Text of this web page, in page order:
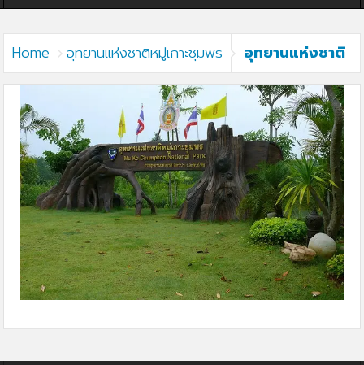
Home อุทยานแห่งชาติหมู่เกาะชุมพร
อุทยานแห่งชาติ
หมู่เกาะชุมพร